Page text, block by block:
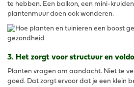
te hebben. Een balkon, een mini-
plantenmuur doen ook wonderen.
3. Het zorgt voor structuur en
Planten vragen om aandacht. Niet te
goed. Dat zorgt ervoor dat je een klein